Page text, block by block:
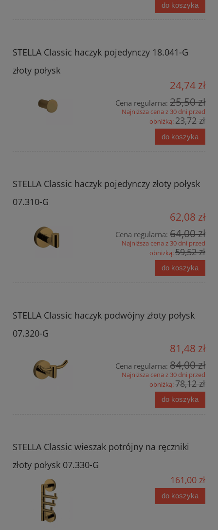
do koszyka
STELLA Classic haczyk pojedynczy 18.041-G
złoty połysk
24,74 zł
Cena regularna: 25,50 zł
Najniższa cena z 30 dni przed
obniżką:23,72 zł
do koszyka
STELLA Classic haczyk pojedynczy złoty połysk
07.310-G
62,08 zł
Cena regularna: 64,00 zł
Najniższa cena z 30 dni przed
obniżką:59,52 zł
do koszyka
STELLA Classic haczyk podwójny złoty połysk
07.320-G
81,48 zł
Cena regularna: 84,00 zł
Najniższa cena z 30 dni przed
obniżką:78,12 zł
do koszyka
STELLA Classic wieszak potrójny na ręczniki
złoty połysk 07.330-G
161,00 zł
do koszyka